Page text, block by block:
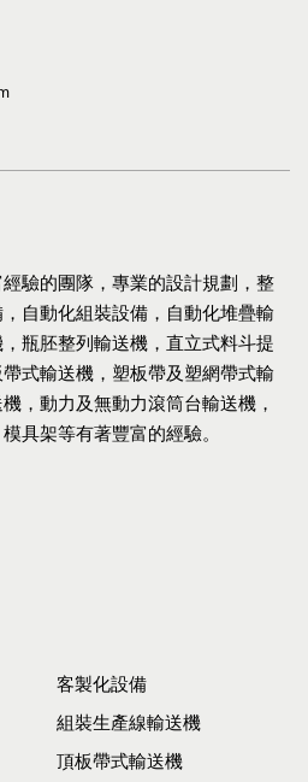
驗的團隊，專業的設計規劃，整
自動化組裝設備，自動化堆疊輸
瓶胚整列輸送機，直立式料斗提
式輸送機，塑板帶及塑網帶式輸
，動力及無動力滾筒台輸送機，
具架等有著豐富的經驗。
客製化設備
組裝生產線輸送機
頂板帶式輸送機